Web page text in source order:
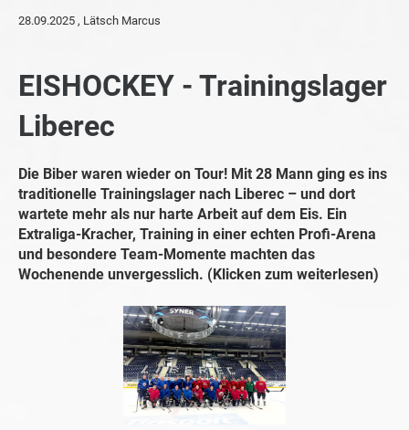
28.09.2025 , Lätsch Marcus
EISHOCKEY - Trainingslager
Liberec
Die Biber waren wieder on Tour! Mit 28 Mann ging es ins
traditionelle Trainingslager nach Liberec – und dort
wartete mehr als nur harte Arbeit auf dem Eis. Ein
Extraliga-Kracher, Training in einer echten Profi-Arena
und besondere Team-Momente machten das
Wochenende unvergesslich. (Klicken zum weiterlesen)